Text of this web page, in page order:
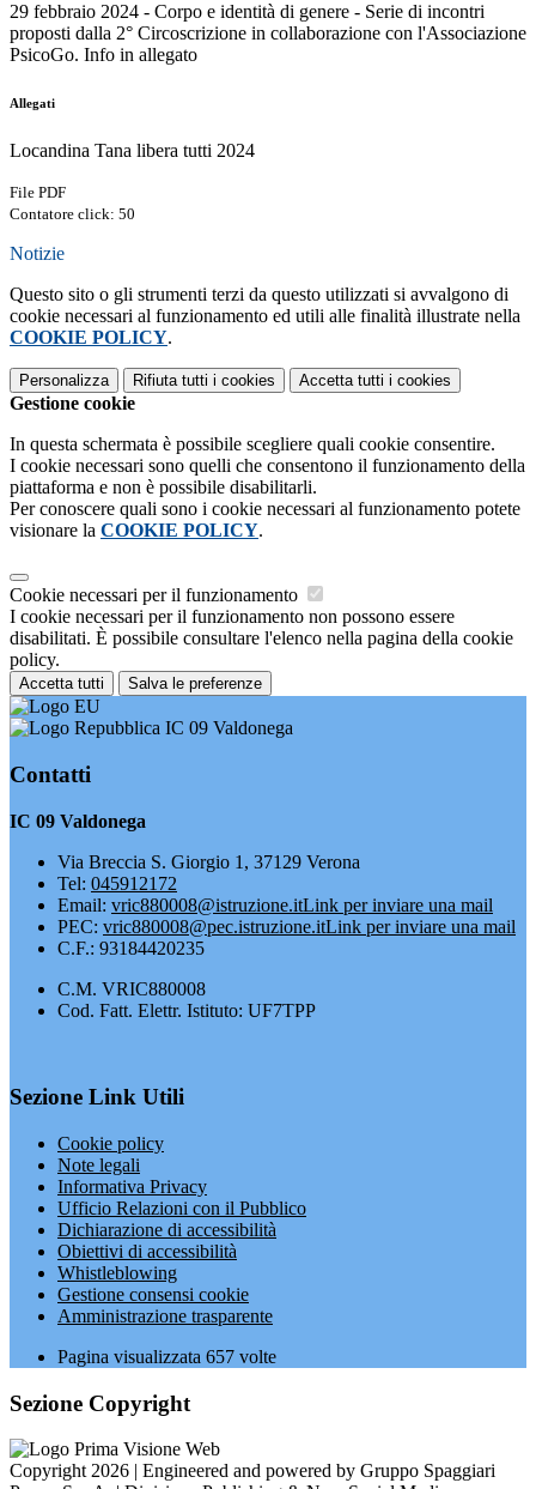
29 febbraio 2024 - Corpo e identità di genere - Serie di incontri
proposti dalla 2° Circoscrizione in collaborazione con l'Associazione
PsicoGo. Info in allegato
Allegati
Locandina Tana libera tutti 2024
File PDF
Contatore click: 50
Notizie
Questo sito o gli strumenti terzi da questo utilizzati si avvalgono di
cookie necessari al funzionamento ed utili alle finalità illustrate nella
COOKIE POLICY.
Personalizza Rifiuta tutti i cookies Accetta tutti i cookies
Gestione cookie
In questa schermata è possibile scegliere quali cookie consentire.
I cookie necessari sono quelli che consentono il funzionamento della
piattaforma e non è possibile disabilitarli.
Per conoscere quali sono i cookie necessari al funzionamento potete
visionare la COOKIE POLICY.
Cookie necessari per il funzionamento
I cookie necessari per il funzionamento non possono essere
disabilitati. È possibile consultare l'elenco nella pagina della cookie
policy.
Accetta tutti Salva le preferenze
IC 09 Valdonega
Contatti
IC 09 Valdonega
Via Breccia S. Giorgio 1, 37129 Verona
Tel: 045912172
Email: vric880008@istruzione.itLink per inviare una mail
PEC: vric880008@pec.istruzione.itLink per inviare una mail
C.F.: 93184420235
C.M. VRIC880008
Cod. Fatt. Elettr. Istituto: UF7TPP
Sezione Link Utili
Cookie policy
Note legali
Informativa Privacy
Ufficio Relazioni con il Pubblico
Dichiarazione di accessibilità
Obiettivi di accessibilità
Whistleblowing
Gestione consensi cookie
Amministrazione trasparente
Pagina visualizzata 657 volte
Sezione Copyright
Copyright 2026 | Engineered and powered by Gruppo Spaggiari